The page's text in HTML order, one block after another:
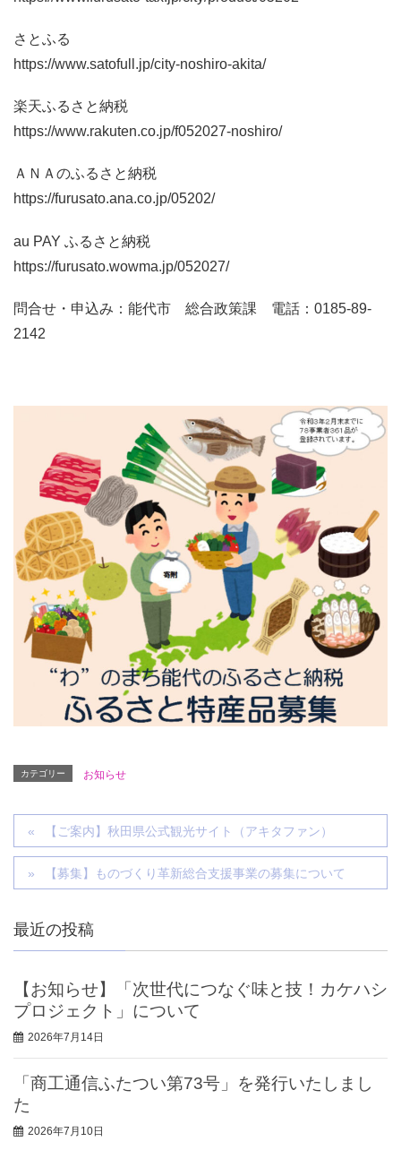
さとふる
https://www.satofull.jp/city-noshiro-akita/
楽天ふるさと納税
https://www.rakuten.co.jp/f052027-noshiro/
ＡＮＡのふるさと納税
https://furusato.ana.co.jp/05202/
au PAY ふるさと納税
https://furusato.wowma.jp/052027/
問合せ・申込み：能代市 総合政策課 電話：0185-89-
2142
カテゴリー お知らせ
【ご案内】秋田県公式観光サイト（アキタファン）
【募集】ものづくり革新総合支援事業の募集について
最近の投稿
【お知らせ】「次世代につなぐ味と技！カケハシ
プロジェクト」について
2026年7月14日
「商工通信ふたつい第73号」を発行いたしまし
た
2026年7月10日